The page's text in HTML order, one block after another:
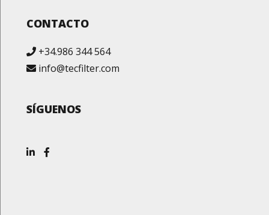
CONTACTO
+34.986 344 564
info@tecfilter.com
SÍGUENOS